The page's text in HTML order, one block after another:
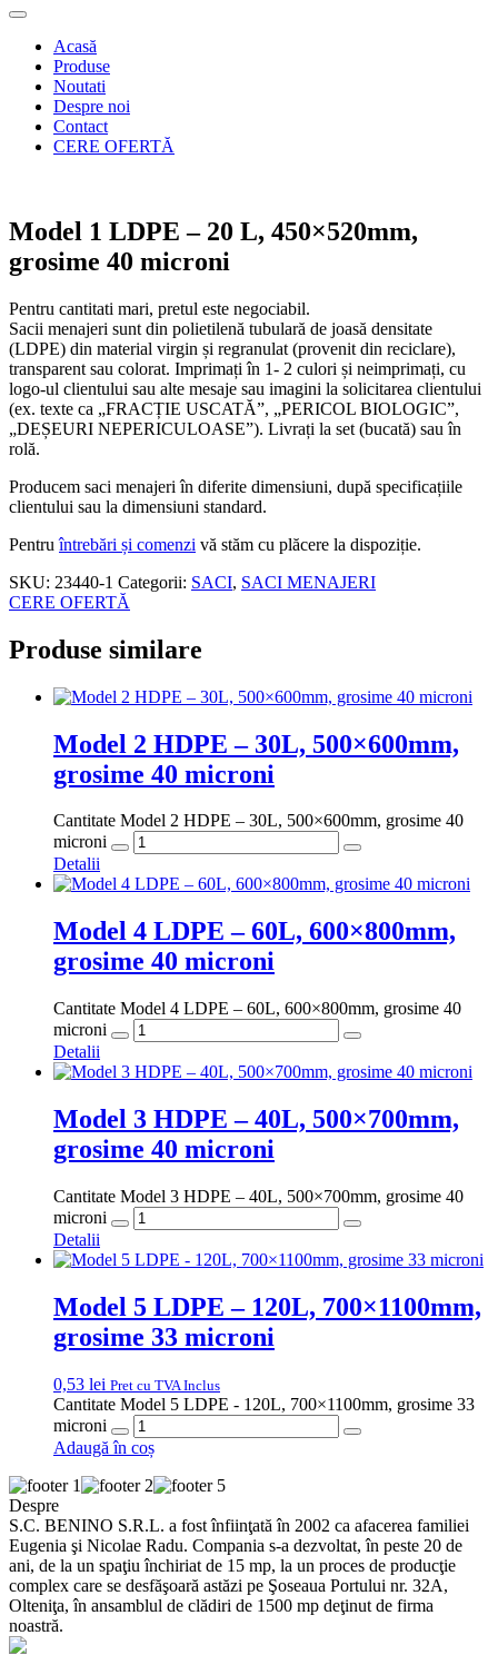
Acasă
Produse
Noutati
Despre noi
Contact
CERE OFERTĂ
Model 1 LDPE – 20 L, 450×520mm,
grosime 40 microni
Pentru cantitati mari, pretul este negociabil.
Sacii menajeri sunt din polietilenă tubulară de joasă densitate
(LDPE) din material virgin și regranulat (provenit din reciclare),
transparent sau colorat. Imprimați în 1- 2 culori și neimprimați, cu
logo-ul clientului sau alte mesaje sau imagini la solicitarea clientului
(ex. texte ca „FRACȚIE USCATĂ”, „PERICOL BIOLOGIC”,
„DEȘEURI NEPERICULOASE”). Livrați la set (bucată) sau în
rolă.
Producem saci menajeri în diferite dimensiuni, după specificațiile
clientului sau la dimensiuni standard.
Pentruîntrebări și comenzi vă stăm cu plăcere la dispoziție.
SKU: 23440-1 Categorii: SACI, SACI MENAJERI
CERE OFERTĂ
Produse similare
Model 2 HDPE – 30L, 500×600mm,
grosime 40 microni
Cantitate Model 2 HDPE – 30L, 500×600mm, grosime 40
microni
Detalii
Model 4 LDPE – 60L, 600×800mm,
grosime 40 microni
Cantitate Model 4 LDPE – 60L, 600×800mm, grosime 40
microni
Detalii
Model 3 HDPE – 40L, 500×700mm,
grosime 40 microni
Cantitate Model 3 HDPE – 40L, 500×700mm, grosime 40
microni
Detalii
Model 5 LDPE – 120L, 700×1100mm,
grosime 33 microni
0,53 lei Pret cu TVA Inclus
Cantitate Model 5 LDPE - 120L, 700×1100mm, grosime 33
microni
Adaugă în coș
Despre
S.C. BENINO S.R.L. a fost înfiinţată în 2002 ca afacerea familiei
Eugenia şi Nicolae Radu. Compania s-a dezvoltat, în peste 20 de
ani, de la un spaţiu închiriat de 15 mp, la un proces de producţie
complex care se desfăşoară astăzi pe Şoseaua Portului nr. 32A,
Olteniţa, în ansamblul de clădiri de 1500 mp deţinut de firma
noastră.